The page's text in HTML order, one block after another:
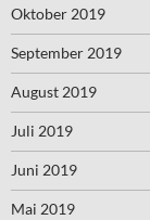
Oktober 2019
September 2019
August 2019
Juli 2019
Juni 2019
Mai 2019